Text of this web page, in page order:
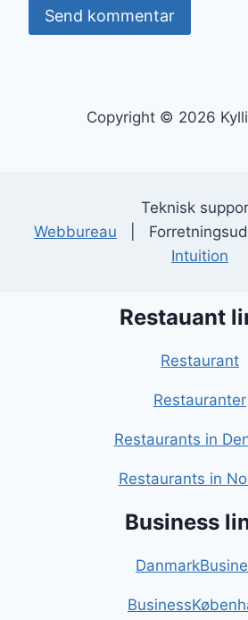
Copyright © 2026
Teknisk
Webbureau |
Intuition
Restauant
Restaurant
Restauranter
Restaurants in
Restaurants in
Business